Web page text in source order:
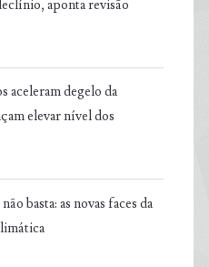
aponta revisão
aceleram degelo da
elevar nível dos
basta: as novas faces da